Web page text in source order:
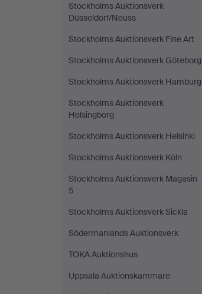
Stockholms Auktionsverk
Düsseldorf/Neuss
Stockholms Auktionsverk Fine Art
Stockholms Auktionsverk Göteborg
Stockholms Auktionsverk Hamburg
Stockholms Auktionsverk
Helsingborg
Stockholms Auktionsverk Helsinki
Stockholms Auktionsverk Köln
Stockholms Auktionsverk Magasin
5
Stockholms Auktionsverk Sickla
Södermanlands Auktionsverk
TOKA Auktionshus
Uppsala Auktionskammare